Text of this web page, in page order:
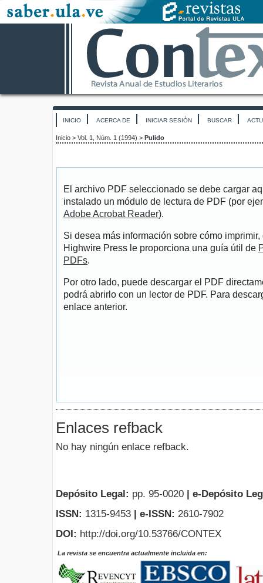
INICIO ACERCA DE INICIAR SESIÓN BUSCAR
Inicio > Vol. 1, Núm. 1 (1994) > Pulido
El archivo PDF seleccionado se debe cargar
instalado un módulo de lectura de PDF (por
Adobe Acrobat Reader).
Si desea más información sobre cómo
Highwire Press le proporciona una guía útil de
PDFs.
Por otro lado, puede descargar el PDF
podrá abrirlo con un lector de PDF. Para
enlace anterior.
Enlaces refback
No hay ningún enlace refback.
Depósito Legal: pp. 95-0020 | e-Depósito
ISSN: 1315-9453 | e-ISSN: 2610-7902
DOI: http://doi.org/10.53766/CONTEX
La revista se encuentra actualmente incluida en: